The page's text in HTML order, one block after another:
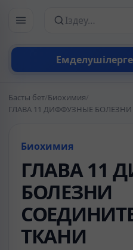
Емделушілерге
Сайттан іздеу
Басты бет/Биохимия/
ГЛАВА 11 ДИФФУЗНЫЕ
Биохимия
ГЛАВА 11
БОЛЕЗНИ
ТКАНИ